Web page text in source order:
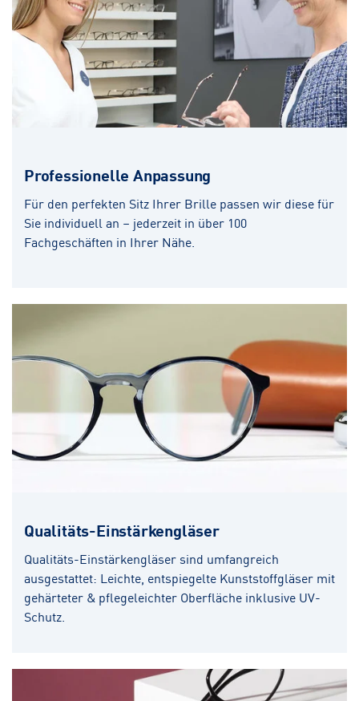
Professionelle Anpassung
Für den perfekten Sitz Ihrer Brille passen wir diese für
Sie individuell an – jederzeit in über 100
Fachgeschäften in Ihrer Nähe.
Qualitäts-Einstärkengläser
Qualitäts-Einstärkengläser sind umfangreich
ausgestattet: Leichte, entspiegelte Kunststoffgläser mit
gehärteter & pflegeleichter Oberfläche inklusive UV-
Schutz.